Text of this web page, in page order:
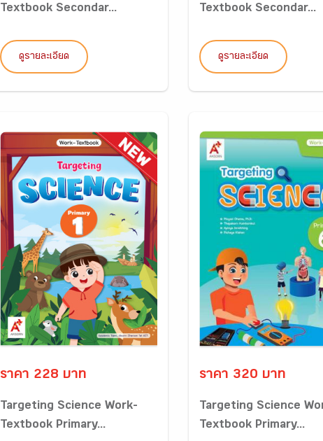
Textbook Secondar...
ดูรายละเอียด
Textbook Secondar...
ดูรายละเอียด
ราคา 228 บาท
Targeting Science Work-
Textbook Primary...
ราคา 320 บาท
Targeting Science
Textbook Primary...